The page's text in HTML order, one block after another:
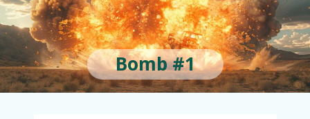
Bomb #1